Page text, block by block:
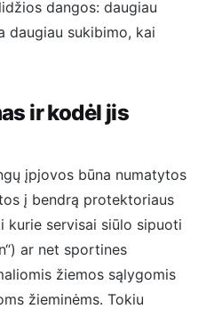
dangos: daugiau
daugiau sukibimo, kai
ir kodėl jis
įpjovos būna numatytos
į bendrą protektoriaus
kurie servisai siūlo sipuoti
ar net sportines
žiemos sąlygomis
žieminėms. Tokiu